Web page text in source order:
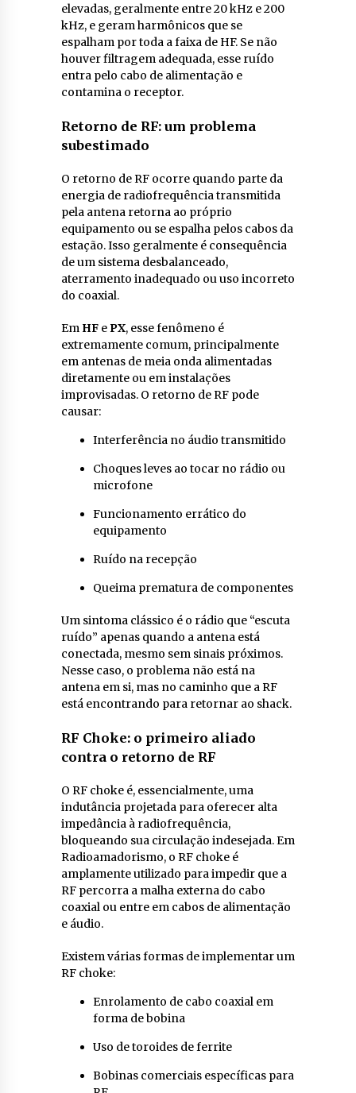
elevadas, geralmente entre 20 kHz e 200
kHz, e geram harmônicos que se
espalham por toda a faixa de HF. Se não
houver filtragem adequada, esse ruído
entra pelo cabo de alimentação e
contamina o receptor.
Retorno de RF: um problema
subestimado
O retorno de RF ocorre quando parte da
energia de radiofrequência transmitida
pela antena retorna ao próprio
equipamento ou se espalha pelos cabos da
estação. Isso geralmente é consequência
de um sistema desbalanceado,
aterramento inadequado ou uso incorreto
do coaxial.
Em HFePX, esse fenômeno é
extremamente comum, principalmente
em antenas de meia onda alimentadas
diretamente ou em instalações
improvisadas. O retorno de RF pode
causar:
Interferência no áudio transmitido
Choques leves ao tocar no rádio ou
microfone
Funcionamento errático do
equipamento
Ruído na recepção
Queima prematura de componentes
Um sintoma clássico é o rádio que “escuta
ruído” apenas quando a antena está
conectada, mesmo sem sinais próximos.
Nesse caso, o problema não está na
antena em si, mas no caminho que a RF
está encontrando para retornar ao shack.
RF Choke: o primeiro aliado
contra o retorno de RF
O RF choke é, essencialmente, uma
indutância projetada para oferecer alta
impedância à radiofrequência,
bloqueando sua circulação indesejada. Em
Radioamadorismo, o RF choke é
amplamente utilizado para impedir que a
RF percorra a malha externa do cabo
coaxial ou entre em cabos de alimentação
e áudio.
Existem várias formas de implementar um
RF choke:
Enrolamento de cabo coaxial em
forma de bobina
Uso de toroides de ferrite
Bobinas comerciais específicas para